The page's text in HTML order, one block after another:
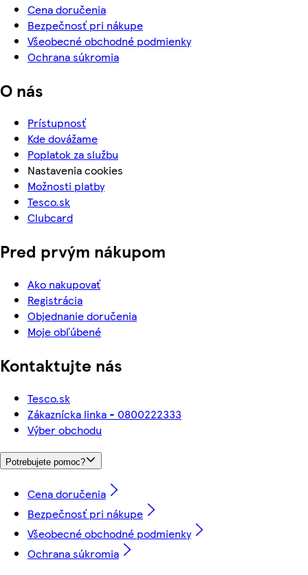
Cena doručenia
Bezpečnosť pri nákupe
Všeobecné obchodné podmienky
Ochrana súkromia
O nás
Prístupnosť
Kde dovážame
Poplatok za službu
Nastavenia cookies
Možnosti platby
Tesco.sk
Clubcard
Pred prvým nákupom
Ako nakupovať
Registrácia
Objednanie doručenia
Moje obľúbené
Kontaktujte nás
Tesco.sk
Zákaznícka linka - 0800222333
Výber obchodu
Potrebujete pomoc?
Cena doručenia
Bezpečnosť pri nákupe
Všeobecné obchodné podmienky
Ochrana súkromia